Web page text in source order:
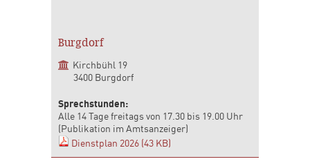
Burgdorf
Kirchbühl 19
3400 Burgdorf
Sprechstunden:
Alle 14 Tage freitags von 17.30 bis 19.00 Uhr
(Publikation im Amtsanzeiger)
Dienstplan 2026 (43 KB)